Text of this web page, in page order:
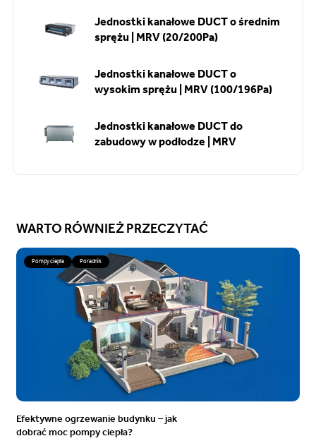
Jednostki kanałowe DUCT o średnim
sprężu | MRV (20/200Pa)
Jednostki kanałowe DUCT o
wysokim sprężu | MRV (100/196Pa)
Jednostki kanałowe DUCT do
zabudowy w podłodze | MRV
WARTO RÓWNIEŻ PRZECZYTAĆ
Pompy ciepła Poradnik
Efektywne ogrzewanie budynku – jak
dobrać moc pompy ciepła?